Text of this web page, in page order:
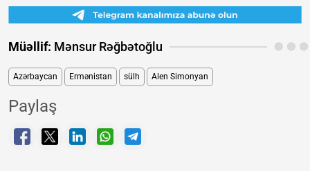
Müəllif: Mənsur Rəğbətoğlu
Azərbaycan Ermənistan sülh Alen Simonyan
Paylaş